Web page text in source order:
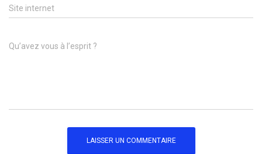
Site internet
Qu’avez vous à l’esprit ?